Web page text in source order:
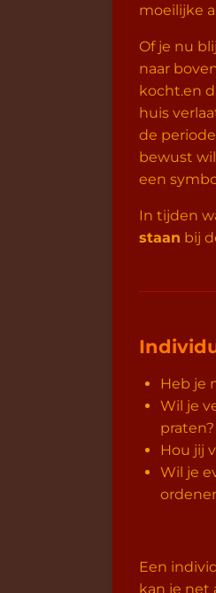
moeilijke
Of je nu
naar
kocht.en
huis
de
bewust
een
In tijden
staan bij
Heb je
Wil je
praten?
Hou jij
Wil je
Een
kan je net